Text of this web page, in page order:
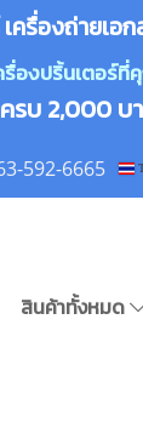
ครื่องถ่ายเอ
องปริ้นเตอร์ที่
รบ 2,000 บ
592-6665
สินค้าทั้งหมด